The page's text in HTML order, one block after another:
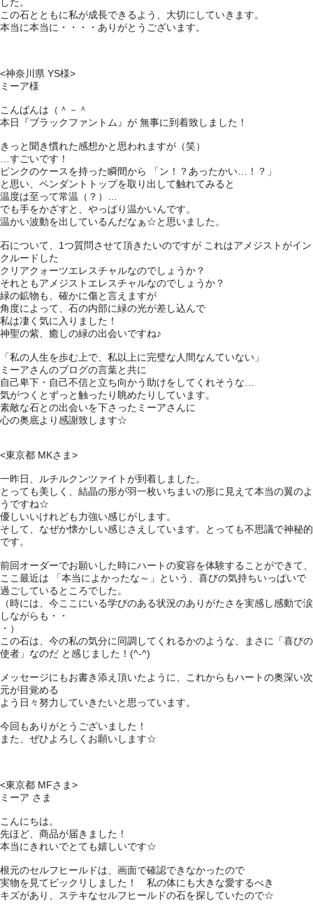
この石とともに私が成長できるよう、大切にしていきます。
本当に本当に・・・・ありがとうございます。
<神奈川県 YS様>
ミーア様
こんばんは（＾－＾
本日『ブラックファントム』が 無事に到着致しました！
きっと聞き慣れた感想かと思われますが（笑）
…すごいです！
ピンクのケースを持った瞬間から 「ン！？あったかい…！？」
と思い、ペンダントトップを取り出して触れてみると
温度は至って常温（？）…
でも手をかざすと、やっぱり温かいんです。
温かい波動を出しているんだなぁ☆と思いました。
石について、1つ質問させて頂きたいのですが これはアメジストがイン
クルードした
クリアクォーツエレスチャルなのでしょうか？
それともアメジストエレスチャルなのでしょうか？
緑の鉱物も、確かに傷と言えますが
角度によって、石の内部に緑の光が差し込んで
私は凄く気に入りました！
神聖の紫、癒しの緑の出会いですね♪
「私の人生を歩む上で、私以上に完璧な人間なんていない」
ミーアさんのブログの言葉と共に
自己卑下・自己不信と立ち向かう助けをしてくれそうな…
気がつくとずっと触ったり眺めたりしています。
素敵な石との出会いを下さったミーアさんに
心の奥底より感謝致します☆
<東京都 MKさま>
一昨日、ルチルクンツァイトが到着しました。
とっても美しく、結晶の形が羽一枚いちまいの形に見えて本当の翼のよ
うですね☆
優しいいけれども力強い感じがします。
そして、なぜか懐かしい感じさえしています。とっても不思議で神秘的
です。
前回オーダーでお願いした時にハートの変容を体験することができて、
ここ最近は 「本当によかったな～」という、喜びの気持ちいっぱいで
過ごしているところでした。
（時には、今ここにいる学びのある状況のありがたさを実感し感動で涙
しながらも・・
・）
この石は、今の私の気分に同調してくれるかのような、まさに「喜びの
使者」なのだ と感じました！(^-^)
メッセージにもお書き添え頂いたように、これからもハートの奥深い次
元が目覚める
よう日々努力していきたいと思っています。
今回もありがとうございました！
また、ぜひよろしくお願いします☆
<東京都 MFさま>
ミーア さま
こんにちは。
先ほど、商品が届きました！
本当にきれいでとても嬉しいです☆
根元のセルフヒールドは、画面で確認できなかったので
実物を見てビックリしました！ 私の体にも大きな愛するべき
キズがあり、ステキなセルフヒールドの石を探していたので☆